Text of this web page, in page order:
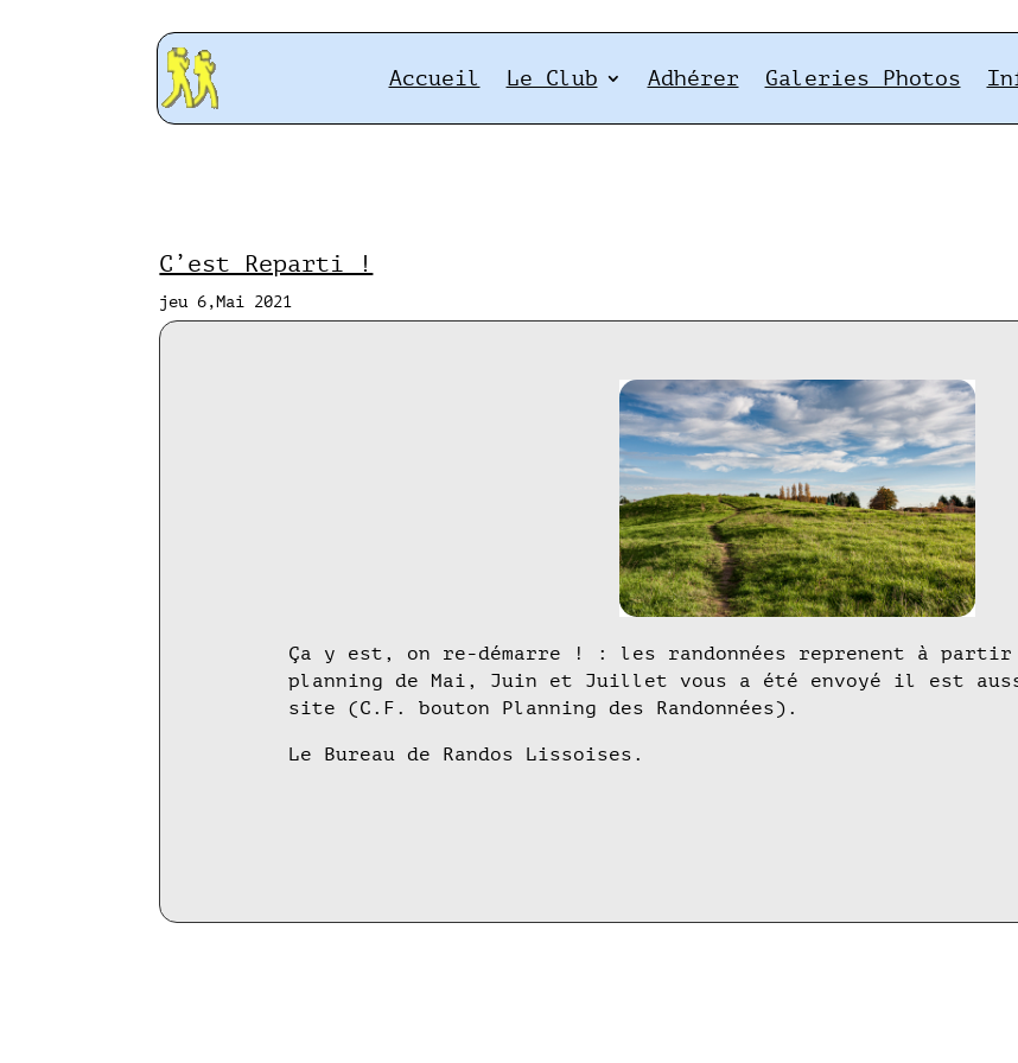
Accueil Le Club Adhérer Galeries Photos
C’est Reparti !
jeu 6,Mai 2021
Ça y est, on re-démarre ! : les randonnées reprenent à partir
planning de Mai, Juin et Juillet vous a été envoyé il est
site (C.F. bouton Planning des Randonnées).
Le Bureau de Randos Lissoises.